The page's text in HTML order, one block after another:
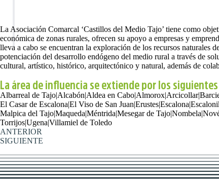
La Asociación Comarcal ‘Castillos del Medio Tajo’ tiene como
económica de zonas rurales, ofrecen su apoyo a empresas y
lleva a cabo se encuentran la exploración de los recursos
potenciación del desarrollo endógeno del medio rural a través de
cultural, artístico, histórico, arquitectónico y natural, además de
La área de influencia se extiende por los
Albarreal de Tajo|Alcabón|Aldea en Cabo|Almorox|Arcicollar|
El Casar de Escalona|El Viso de San Juan|Erustes|Escalona|
Malpica del Tajo|Maqueda|Méntrida|Mesegar de Tajo|Nombela|
Torrijos|Ugena|Villamiel de Toledo
ANTERIOR
SIGUIENTE